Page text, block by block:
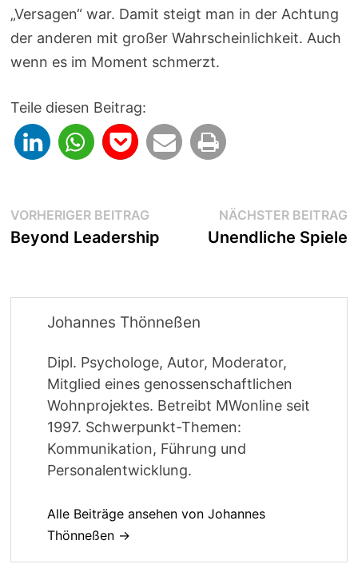
„Versagen“ war. Damit steigt man in der Achtung
der anderen mit großer Wahrscheinlichkeit. Auch
wenn es im Moment schmerzt.
Teile diesen Beitrag:
Beitragsnavigation
VORHERIGER BEITRAG Vorheriger
Beitrag:
Beyond Leadership
NÄCHSTER BEITRAG
Unendliche Spiele
Johannes Thönneßen
Dipl. Psychologe, Autor, Moderator,
Mitglied eines genossenschaftlichen
Wohnprojektes. Betreibt MWonline seit
1997. Schwerpunkt-Themen:
Kommunikation, Führung und
Personalentwicklung.
Alle Beiträge ansehen von Johannes
Thönneßen →